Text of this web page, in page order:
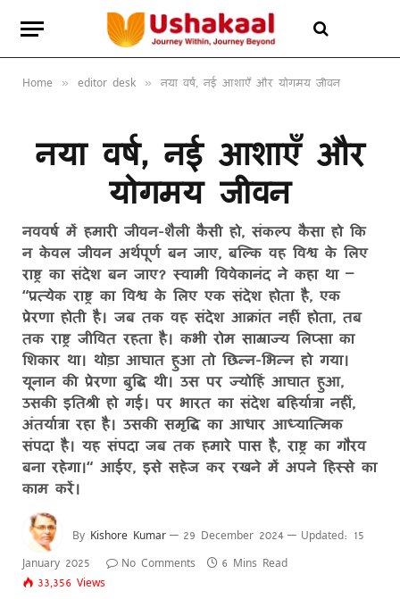
Home » editor desk » नया वर्ष, नई आशाएँ और योगमय जीवन
नया वर्ष, नई आशाएँ और
योगमय जीवन
नववर्ष में हमारी जीवन-शैली कैसी हो, संकल्प कैसा हो कि
न केवल जीवन अर्थपूर्ण बन जाए, बल्कि वह विश्व के लिए
राष्ट्र का संदेश बन जाए? स्वामी विवेकानंद ने कहा था –
“प्रत्येक राष्ट्र का विश्व के लिए एक संदेश होता है, एक
प्रेरणा होती है। जब तक वह संदेश आक्रांत नहीं होता, तब
तक राष्ट्र जीवित रहता है। कभी रोम साम्राज्य लिप्सा का
शिकार था। थोड़ा आघात हुआ तो छिन्न-भिन्न हो गया।
यूनान की प्रेरणा बुद्धि थी। उस पर ज्योहिं आघात हुआ,
उसकी इतिश्री हो गई। पर भारत का संदेश बहिर्यात्रा नहीं,
अंतर्यात्रा रहा है। उसकी समृद्धि का आधार आध्यात्मिक
संपदा है। यह संपदा जब तक हमारे पास है, राष्ट्र का गौरव
बना रहेगा।“ आईए, इसे सहेज कर रखने में अपने हिस्से का
काम करें।
By Kishore Kumar 29 December 2024 Updated: 15
January 2025
No Comments
6 Mins Read
33,356 Views